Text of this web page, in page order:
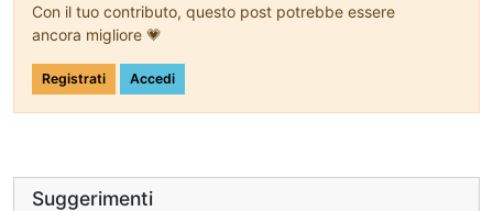
Con il tuo contributo, questo post potrebbe essere
ancora migliore 💗
Registrati Accedi
Suggerimenti